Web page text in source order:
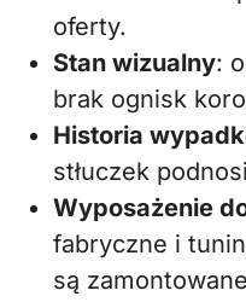
oferty.
Stan wizualny:
brak ognisk
Historia
stłuczek
Wyposażenie
fabryczne i
są